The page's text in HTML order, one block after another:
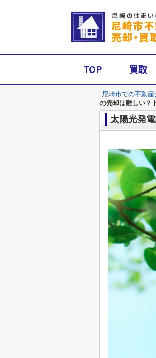
TOP 買取
尼崎市での不動
の売却は難しい？
太陽光発